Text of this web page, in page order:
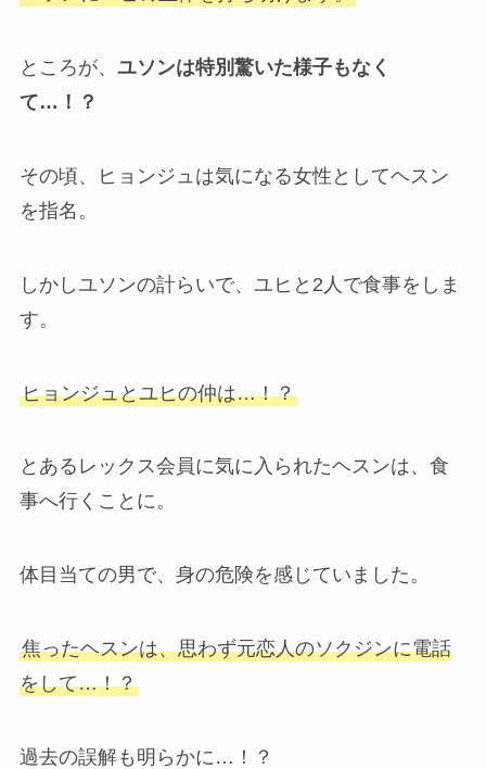
ところが、 ユソンは特別驚いた様子もなく
て…！？
その頃、ヒョンジュは気になる女性としてヘスン
を指名。
しかしユソンの計らいで、ユヒと2人で食事をしま
す。
ヒョンジュとユヒの仲は…！？
とあるレックス会員に気に入られたヘスンは、食
事へ行くことに。
体目当ての男で、身の危険を感じていました。
焦ったヘスンは、思わず元恋人のソクジンに電話
をして…！？
過去の誤解も明らかに…！？